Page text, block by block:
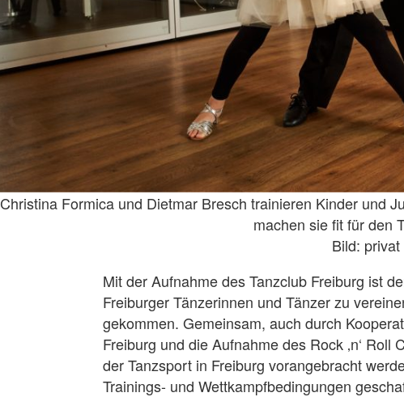
Christina Formica und Dietmar Bresch trainieren Kinder und
machen sie fit für den
Bild: privat
Mit der Aufnahme des Tanzclub Freiburg ist
Freiburger Tänzerinnen und Tänzer zu
gekommen. Gemeinsam, auch durch
Freiburg und die Aufnahme des Rock ‚n‘ Roll
der Tanzsport in Freiburg vorangebracht
Trainings- und Wettkampfbedingungen